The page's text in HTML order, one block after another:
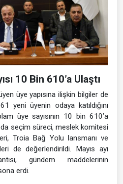
10 Bin 610’a Ulaştı
üye yapısına ilişkin bilgiler de
yeni üyenin odaya katıldığını
üye sayısının 10 bin 610’a
seçim süreci, meslek komitesi
Troia Bağ Yolu lansmanı ve
de değerlendirildi. Mayıs ayı
gündem maddelerinin
erdi.